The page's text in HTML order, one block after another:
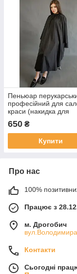
Пеньюар
професійний для
краси (накидка для
650 ₴
Купити
Про нас
100%
Працює з
м. Дрогобич
Контакти
Сьогодні